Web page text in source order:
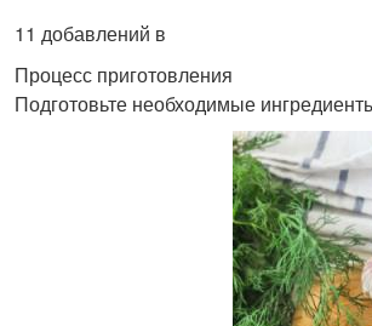
11 добавлений в
Процесс приготовления
Подготовьте необходимые